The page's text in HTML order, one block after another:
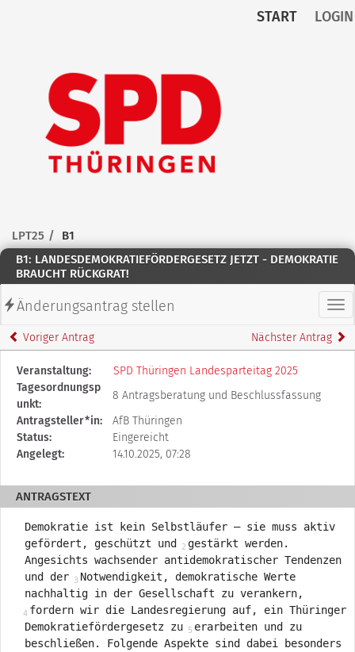
START LOGIN
Startseite
LPT25
B1
B1: LANDESDEMOKRATIEFÖRDERGESETZ JETZT - DEMOKRATIE
BRAUCHT RÜCKGRAT!
Änderungsantrag stellen
Voriger Antrag Nächster Antrag
Diese
Tabelle
beschreibt
den
Status,
die
und
verschiedene
Rahmendaten
Antrag
Veranstaltung:
SPD Thüringen Landesparteitag 2025
Tagesordnungsp
unkt:
8 Antragsberatung und Beschlussfassung
Antragsteller*in:
AfB Thüringen
Status:
Eingereicht
Angelegt:
14.10.2025, 07:28
ANTRAGSTEXT
Demokratie ist kein Selbstläufer – sie muss aktiv
gefördert, geschützt und gestärkt werden.
Angesichts wachsender antidemokratischer Tendenzen
und der Notwendigkeit, demokratische Werte
nachhaltig in der Gesellschaft zu verankern,
fordern wir die Landesregierung auf, ein Thüringer
Demokratiefördergesetz zu erarbeiten und zu
beschließen. Folgende Aspekte sind dabei besonders